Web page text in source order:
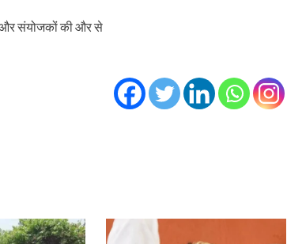
और संयोजकों की और से